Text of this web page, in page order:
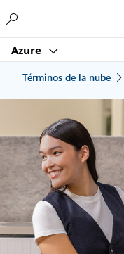
Azure
Términos de la nube